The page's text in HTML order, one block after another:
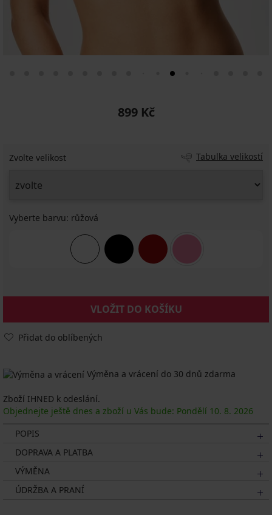
899 Kč
Zvolte velikost Tabulka velikostí
Vyberte barvu: růžová
VLOŽIT DO KOŠÍKU
Přidat do oblíbených
Výměna a vrácení do 30 dnů zdarma
Zboží IHNED k odeslání.
Objednejte ještě dnes a zboží u Vás bude: Pondělí 10. 8. 2026
POPIS
DOPRAVA A PLATBA
VÝMĚNA
ÚDRŽBA A PRANÍ